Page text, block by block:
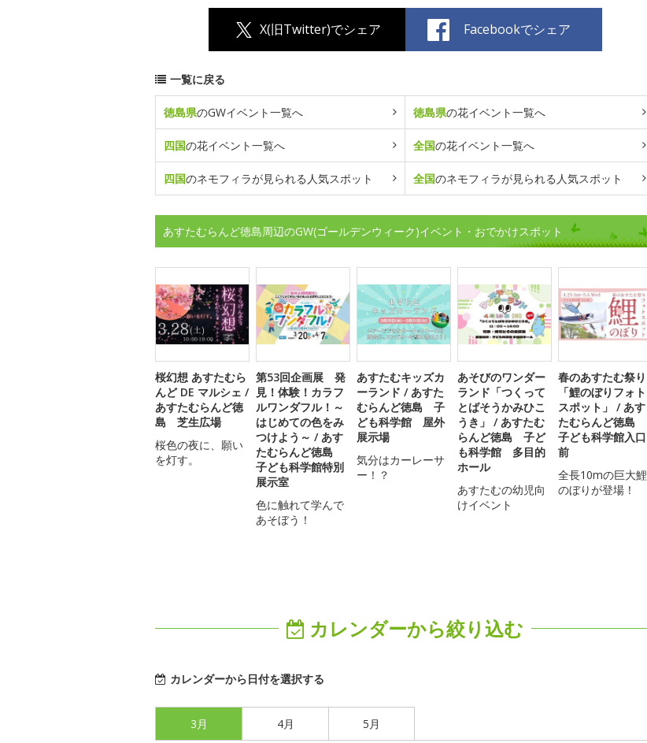
X(旧Twitter)でシェア Facebookでシェア
一覧に戻る
徳島県のGWイベント一覧へ 徳島県の花イベント一覧へ
四国の花イベント一覧へ 全国の花イベント一覧へ
四国のネモフィラが見られる人気スポット 全国のネモフィラが見られる人気スポット
あすたむらんど徳島周辺のGW(ゴールデンウィーク)イベント・おでかけスポット
桜幻想 あすたむら
んど DE マルシェ /
あすたむらんど徳
島 芝生広場
桜色の夜に、願い
を灯す。
第53回企画展 発
見！体験！カラフ
ルワンダフル！～
はじめての色をみ
つけよう～ / あす
たむらんど徳島
子ども科学館特別
展示室
色に触れて学んで
あそぼう！
あすたむキッズカ
ーランド / あすた
むらんど徳島 子
ども科学館 屋外
展示場
気分はカーレーサ
ー！？
あそびのワンダー
ランド「つくって
とばそうかみひこ
うき」 / あすたむ
らんど徳島 子ど
も科学館 多目的
ホール
あすたむの幼児向
けイベント
春のあすたむ祭り
「鯉のぼりフォト
スポット」 / あす
たむらんど徳島
子ども科学館入口
前
全長10mの巨大鯉
のぼりが登場！
カレンダーから絞り込む
カレンダーから日付を選択する
3月 4月 5月